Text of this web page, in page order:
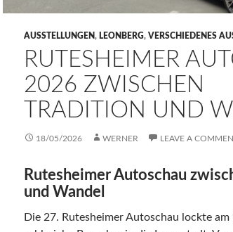
AUSSTELLUNGEN, LEONBERG, VERSCHIEDENES
RUTESHEIMER
2026 ZWISCHEN
TRADITION UND
18/05/2026 WERNER LEAVE A
Rutesheimer Autoschau
und Wandel
Die 27. Rutesheimer Autoschau lockte